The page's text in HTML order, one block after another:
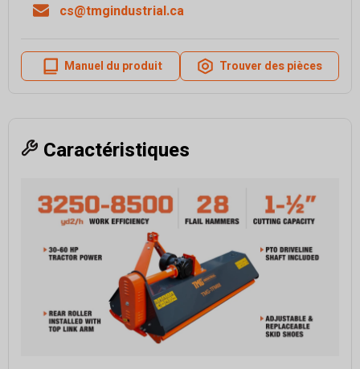
cs@tmgindustrial.ca
Manuel du produit Trouver des pièces
Caractéristiques